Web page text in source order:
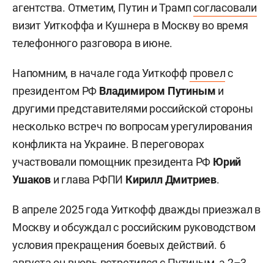
агентства. Отметим, Путин и Трампсогласовали
визит Уиткоффа и Кушнера в Москву во время
телефонного разговора в июне.
Напомним, в начале года Уиткофф провелс
президентом РФ Владимиром Путиным и
другими представителями российской стороны
несколько встреч по вопросам урегулирования
конфликта на Украине. В переговорах
участвовали помощник президента РФ Юрий
Ушакови глава РФПИ Кирилл Дмитриев.
В апреле 2025 года Уиткофф дважды приезжал в
Москву и обсуждал с российским руководством
условия прекращения боевых действий. 6